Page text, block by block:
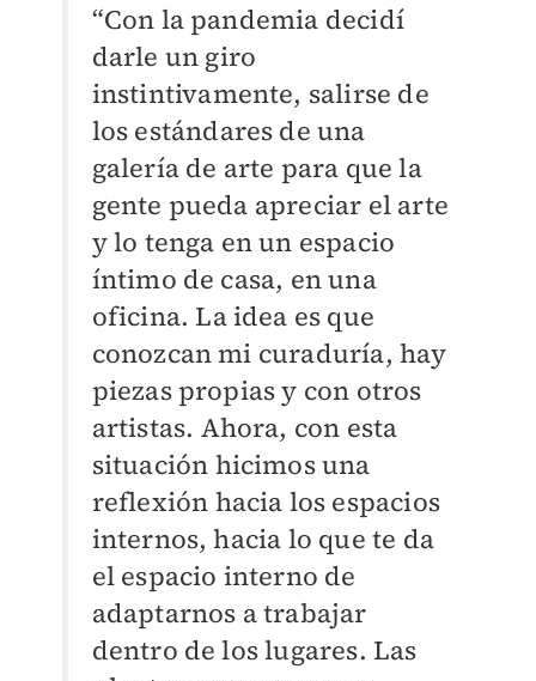
“Con la pandemia decidí
darle un giro
instintivamente, salirse de
los estándares de una
galería de arte para que la
gente pueda apreciar el arte
y lo tenga en un espacio
íntimo de casa, en una
oficina. La idea es que
conozcan mi curaduría, hay
piezas propias y con otros
artistas. Ahora, con esta
situación hicimos una
reflexión hacia los espacios
internos, hacia lo que te da
el espacio interno de
adaptarnos a trabajar
dentro de los lugares. Las